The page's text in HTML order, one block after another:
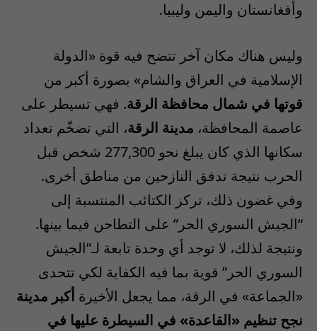
وأفغانستان واليمن وليبيا.
وليس هناك مكان آخر تتضح فيه قوة «الدولة
الإسلامية في العراق والشام» بصورة أكبر من
قوتها في شمال محافظة الرقة. فهي تسيطر على
عاصمة المحافظة، مدينة الرقة، التي تضخّم تعداد
سكانها الذي كان يبلغ نحو 277,300 شخص قبل
الحرب نتيجة تدفق النازحين من مناطق أخرى.
وفي غضون ذلك، تركز الكتائب المنتسبة إلى
“الجيش السوري الحر” على التطاحن فيما بينها.
ونتيجة لذلك، لا توجد أي وحدة تابعة لـ”الجيش
السوري الحر” قوية بما فيه الكفاية لكي تتحدى
«الجماعة» في الرقة، مما يجعل الأخيرة أكبر مدينة
نجح تنظيم «القاعدة» في السيطرة عليها في